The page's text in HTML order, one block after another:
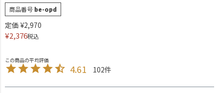
商品番号 be-opd
定価 ¥2,970
¥2,376税込
4.61 102